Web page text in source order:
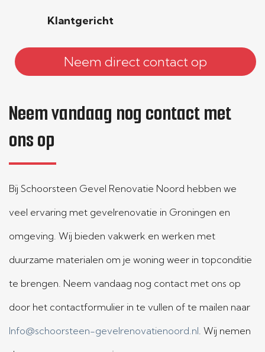
Klantgericht
Neem direct contact op
Neem vandaag nog contact met
ons op
Bij Schoorsteen Gevel Renovatie Noord hebben we
veel ervaring met gevelrenovatie in Groningen en
omgeving. Wij bieden vakwerk en werken met
duurzame materialen om je woning weer in topconditie
te brengen. Neem vandaag nog contact met ons op
door het contactformulier in te vullen of te mailen naar
Info@schoorsteen-gevelrenovatienoord.nl. Wij nemen